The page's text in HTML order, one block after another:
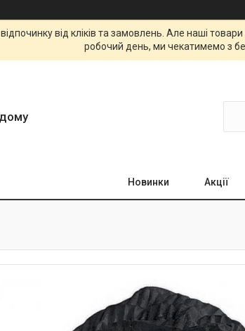
від кліків та замовлень. Але наші
робочий день, ми чекатимемо з
Новинки Акції